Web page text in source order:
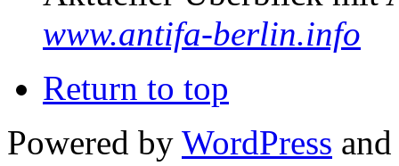
www.antifa-berlin.info
Return to top
Powered by WordPress